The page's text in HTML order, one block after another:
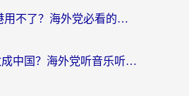
咪咕体育在香港用不了？海外党必看的回国加速器选择指南（附3个真实场景解决方案）
网易云ip怎么改成中国？海外党听音乐听书的无痛解决方案